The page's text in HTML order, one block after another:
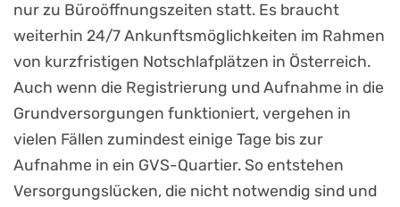
nur zu Büroöffnungszeiten statt. Es braucht
weiterhin 24/7 Ankunftsmöglichkeiten im Rahmen
von kurzfristigen Notschlafplätzen in Österreich.
Auch wenn die Registrierung und Aufnahme in die
Grundversorgungen funktioniert, vergehen in
vielen Fällen zumindest einige Tage bis zur
Aufnahme in ein GVS-Quartier. So entstehen
Versorgungslücken, die nicht notwendig sind und